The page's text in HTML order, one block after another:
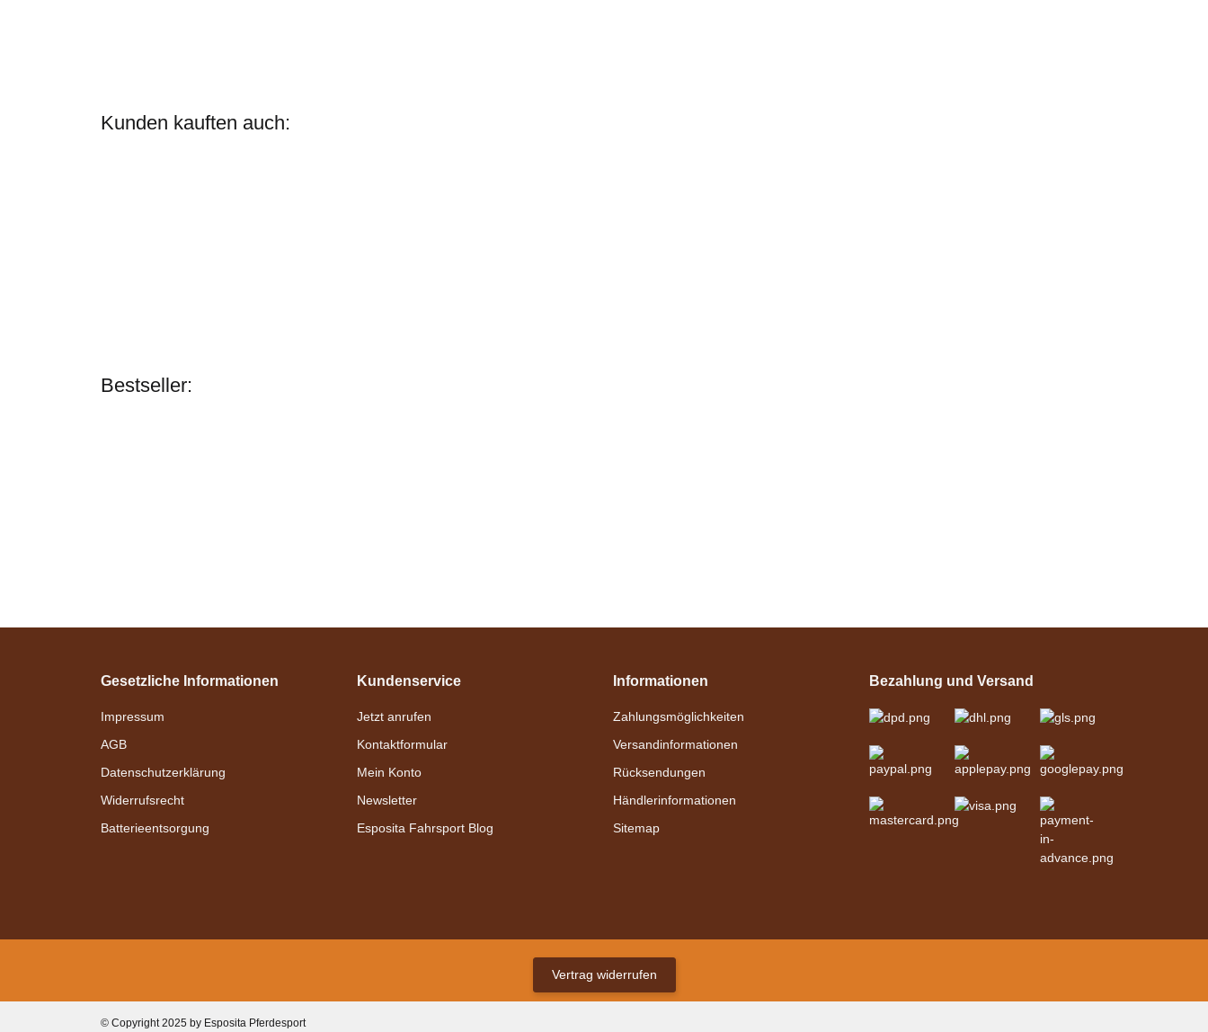
16,95 € -26,95 €*
Kunden kauften auch:
Zilco
Zilco Backenstücke ohne
Scheuklappen/Blendklappen
Pony
verfügbar
Bestseller:
Schwarz
329,00 €*
Bestseller
Gesetzliche Informationen
Impressum
AGB
Datenschutzerklärung
Widerrufsrecht
Batterieentsorgung
Kundenservice
Jetzt anrufen
Kontaktformular
Mein Konto
Newsletter
Esposita Fahrsport Blog
Informationen
Zahlungsmöglichkeiten
Versandinformationen
Rücksendungen
Händlerinformationen
Sitemap
Bezahlung und Versand
Vertrag widerrufen
© Copyright 2025 by Esposita Pferdesport